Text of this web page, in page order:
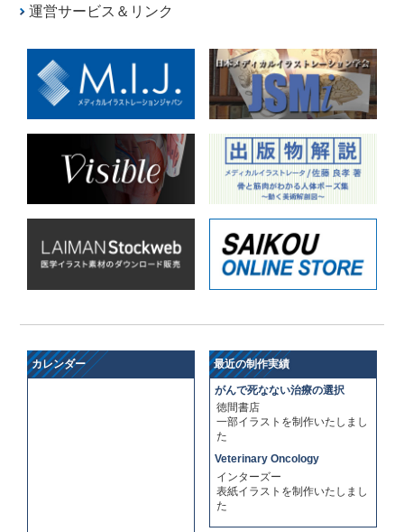
弊社販売サイト「SAIKOU ONLINE STORE」で販売し
３着のみとなりました。新たな製造入荷は6月末を予定
して...
2024/02/27（火） お知らせ 臨時休業のお知らせ
2024年3月1日は臨時休業いたします。
2024/02/26（月） 重要なお知らせ 3月の制作スケジュール
3月の制作スケジュールが大変混み合っています。新規
のご依頼は4月1日以降の制作開始になります。ご理解
頂きますようよろしくお願いいたします。
12月29日から1月8日までの期間休業いたします。
臨時休業（社内研修）のお
11月7日から8日は社内研修を予定しています。その間
ますが、ご理解のほどよろしくお願いいたします。
運営サービス＆リンク
カレンダー 最近の制作実績
がんで死なない治療の選択
徳間書店
一部イラストを制作いたしまし
た
Veterinary Oncology
インターズー
表紙イラストを制作いたしまし
た